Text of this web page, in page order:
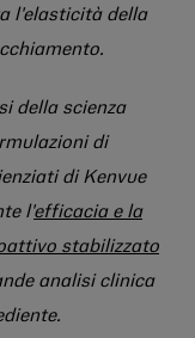
l'elasticità della
della scienza
di
di Kenvue
l'efficacia e la
stabilizzato
analisi clinica